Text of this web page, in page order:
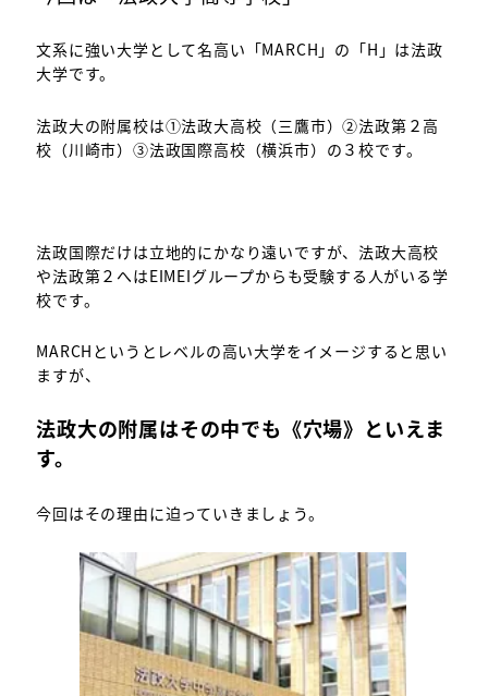
文系に強い大学として名高い「MARCH」の「H」は法政
大学です。
法政大の附属校は①法政大高校（三鷹市）②法政第２高
校（川崎市）③法政国際高校（横浜市）の３校です。
法政国際だけは立地的にかなり遠いですが、法政大高校
や法政第２へはEIMEIグループからも受験する人がいる学
校です。
MARCHというとレベルの高い大学をイメージすると思い
ますが、
法政大の附属はその中でも《穴場》といえま
す。
今回はその理由に迫っていきましょう。